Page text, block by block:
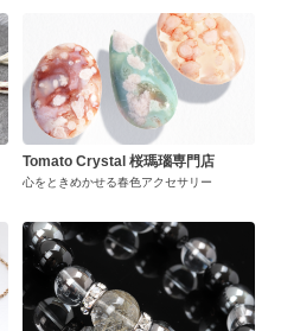
Tomato Crystal 桜瑪瑙専門店
心をときめかせる春色アクセサリー